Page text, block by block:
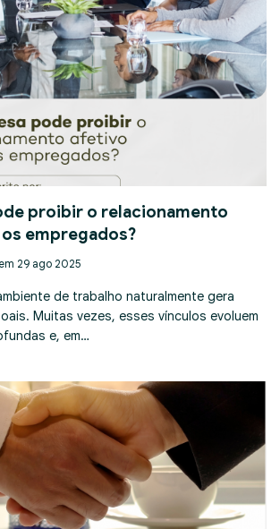
proibir o relacionamento
empregados?
29 ago 2025
de trabalho naturalmente gera
Muitas vezes, esses vínculos evoluem
e, em…